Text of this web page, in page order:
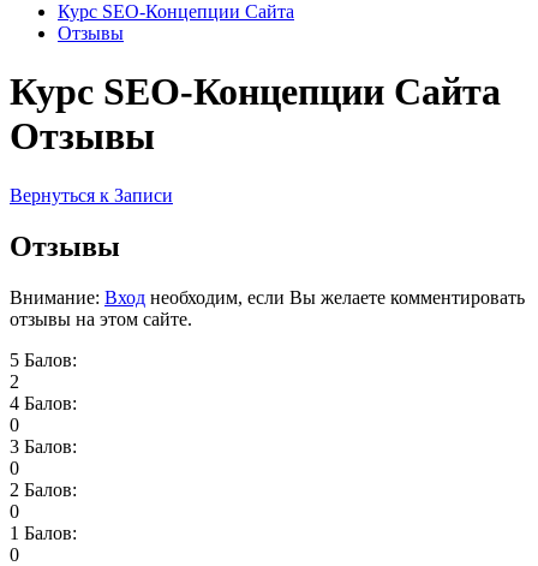
Курс SEO-Концепции Сайта
Отзывы
Курс SEO-Концепции Сайта
Отзывы
Вернуться к Записи
Отзывы
Внимание: Вход необходим, если Вы желаете комментировать
отзывы на этом сайте.
5 Балов:
2
4 Балов:
0
3 Балов:
0
2 Балов:
0
1 Балов:
0